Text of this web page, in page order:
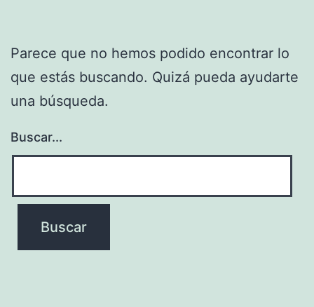
Parece que no hemos podido encontrar lo
que estás buscando. Quizá pueda ayudarte
una búsqueda.
Buscar...